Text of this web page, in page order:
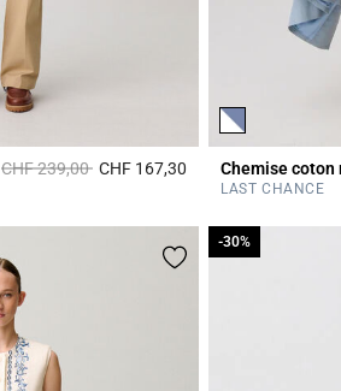
Prix réduit à partir de
CHF 239,00àCHF 167,30 5 out of 5 Customer
Chemise coton
LAST CHANCE
-30%
-30%